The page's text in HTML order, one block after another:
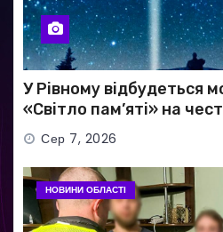
У Рівному відбудеться
«Світло пам’яті» на
Захисників
Сер 7, 2026
НОВИНИ ОБЛАСТІ